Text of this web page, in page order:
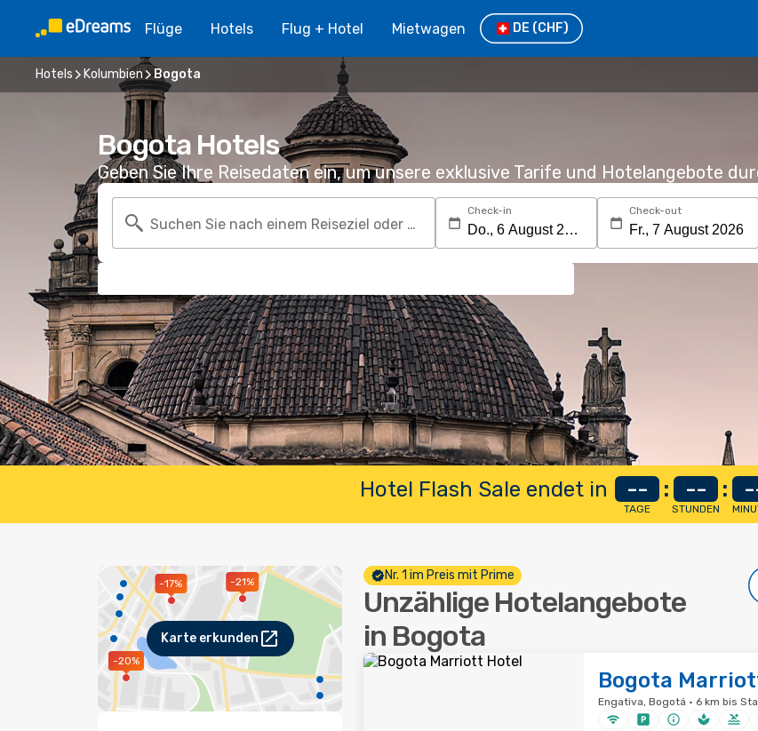
Flüge Hotels Flug + Hotel Mietwagen DE (CHF)
Hotels Kolumbien Bogota
Bogota Hotels
Geben Sie Ihre Reisedaten ein, um unsere exklusive Tarife und Hotelangebote
Suchen Sie nach einem Reiseziel oder Hotel
Check-in Check-out
Hotel Flash Sale endet in --
TAGE
: --
STUNDEN
:
-21%
-20%
-17%
Karte erkunden
Nr. 1 im Preis mit Prime
Unzählige Hotelangebote
in Bogota
Bogota
Engativa, Bogotá · 6 km bis